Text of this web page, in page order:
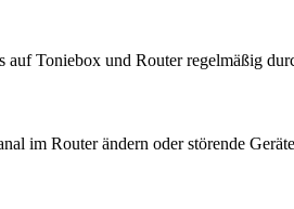
auf Toniebox und Router regelmäßig
im Router ändern oder störende